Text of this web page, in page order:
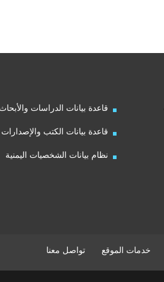
قاعدة بيانات الدراسات
قاعدة بيانات الكتب والإصدارات
نظام بيانات الشخصيات اليمنية
خدمات الموقع تواصل معنا